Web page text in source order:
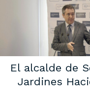
El alcalde de
Jardines